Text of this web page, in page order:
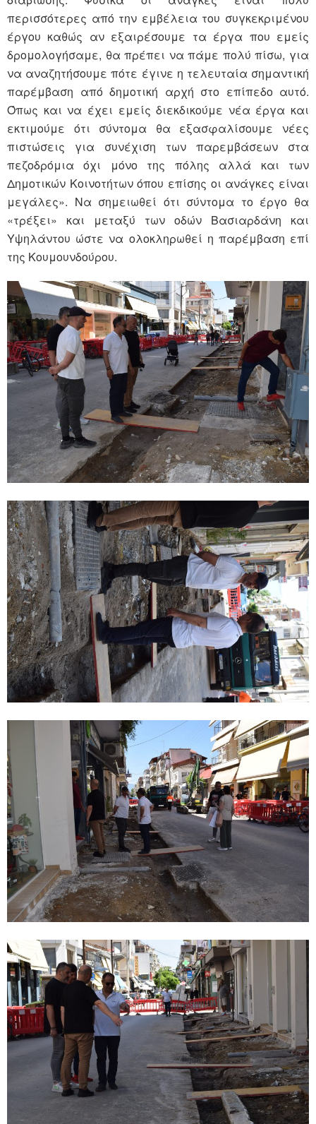
περισσότερες από την εμβέλεια του συγκεκριμένου
έργου καθώς αν εξαιρέσουμε τα έργα που εμείς
δρομολογήσαμε, θα πρέπει να πάμε πολύ πίσω, για
να αναζητήσουμε πότε έγινε η τελευταία σημαντική
παρέμβαση από δημοτική αρχή στο επίπεδο αυτό.
Όπως και να έχει εμείς διεκδικούμε νέα έργα και
εκτιμούμε ότι σύντομα θα εξασφαλίσουμε νέες
πιστώσεις για συνέχιση των παρεμβάσεων στα
πεζοδρόμια όχι μόνο της πόλης αλλά και των
Δημοτικών Κοινοτήτων όπου επίσης οι ανάγκες είναι
μεγάλες». Να σημειωθεί ότι σύντομα το έργο θα
«τρέξει» και μεταξύ των οδών Βασιαρδάνη και
Υψηλάντου ώστε να ολοκληρωθεί η παρέμβαση επί
της Κουμουνδούρου.